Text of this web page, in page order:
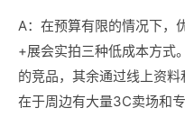
A：在预算有限的情况下，
+展会实拍三种低成本方式
的竞品，其余通过线上资
在于周边有大量3C卖场和